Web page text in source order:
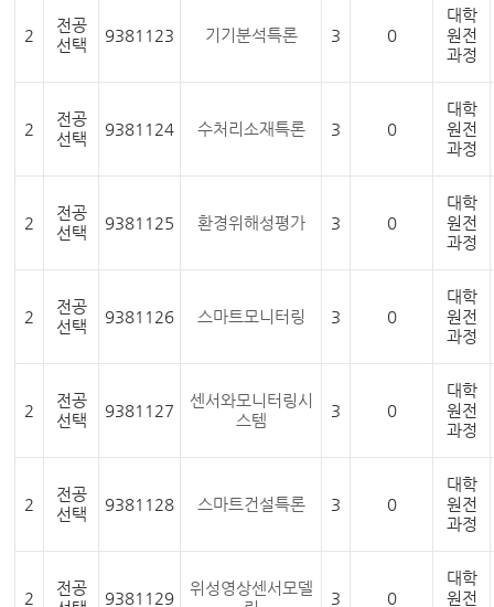
2
전공
선택
9381123 기기분석특론 3 0
대학
원전
과정
2
전공
선택
9381124 수처리소재특론 3 0
대학
원전
과정
2
전공
선택
9381125 환경위해성평가 3 0
대학
원전
과정
2
전공
선택
9381126 스마트모니터링 3 0
대학
원전
과정
2
전공
선택
9381127
센서와모니터링시
스템
3 0
대학
원전
과정
2
전공
선택
9381128 스마트건설특론 3 0
대학
원전
과정
2
전공
9381129
위성영상센서모델
3 0
대학
원전